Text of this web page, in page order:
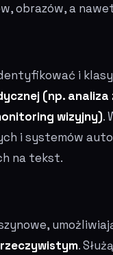
obrazów, a
i
(np. analiza
wizyjny).
i systemów
na tekst.
.